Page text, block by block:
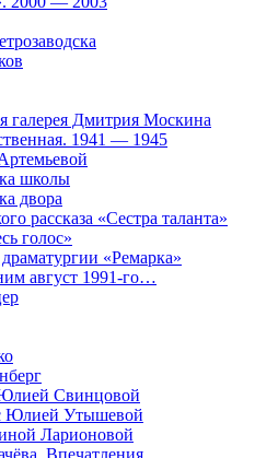
галерея Дмитрия Москина
1941 — 1945
школы
двора
рассказа «Сестра таланта»
голос»
«Ремарка»
август 1991-го…
Свинцовой
Юлией Утышевой
Ларионовой